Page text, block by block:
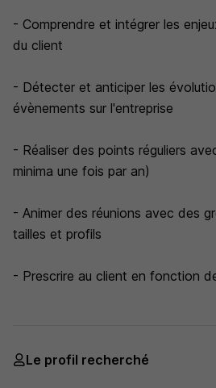
- Comprendre et intégrer les
du client
- Détecter et anticiper les
évènements sur l'entreprise
- Réaliser des points réguliers
minima une fois par an)
- Animer des réunions avec des
tailles et profils
- Prescrire au client en fonction
Le profil recherché